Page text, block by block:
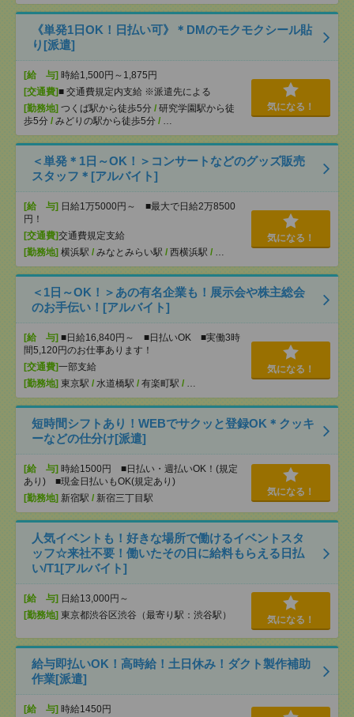
《単発1日OK！日払い可》＊DMのモクモクシール貼
り[派遣]
[給 与] 時給1,500円～1,875円
[交通費]■ 交通費規定内支給 ※派遣先による
[勤務地] つくば駅から徒歩5分 / 研究学園駅から徒
歩5分 / みどりの駅から徒歩5分 / …
気になる！
＜単発＊1日～OK！＞コンサートなどのグッズ販売
スタッフ＊[アルバイト]
[給 与] 日給1万5000円～ ■最大で日給2万8500
円！
[交通費]交通費規定支給
[勤務地] 横浜駅 / みなとみらい駅 / 西横浜駅 / …
気になる！
＜1日～OK！＞あの有名企業も！展示会や株主総会
のお手伝い！[アルバイト]
[給 与] ■日給16,840円～ ■日払いOK ■実働3時
間5,120円のお仕事あります！
[交通費]一部支給
[勤務地] 東京駅 / 水道橋駅 / 有楽町駅 / …
気になる！
短時間シフトあり！WEBでサクッと登録OK＊クッキ
ーなどの仕分け[派遣]
[給 与] 時給1500円 ■日払い・週払いOK！(規定
あり) ■現金日払いもOK(規定あり)
[勤務地] 新宿駅 / 新宿三丁目駅
気になる！
人気イベントも！好きな場所で働けるイベントスタ
ッフ☆来社不要！働いたその日に給料もらえる日払
い/T1[アルバイト]
[給 与] 日給13,000円～
[勤務地] 東京都渋谷区渋谷（最寄り駅：渋谷駅） 気になる！
給与即払いOK！高時給！土日休み！ダクト製作補助
作業[派遣]
[給 与] 時給1450円